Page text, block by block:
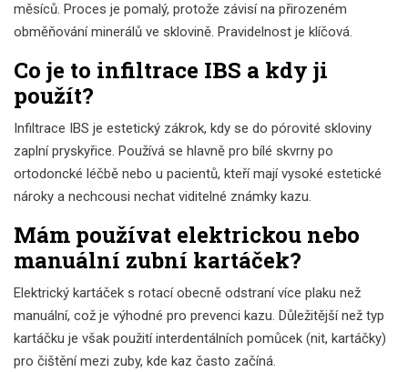
měsíců. Proces je pomalý, protože závisí na přirozeném
obměňování minerálů ve sklovině. Pravidelnost je klíčová.
Co je to infiltrace IBS a kdy ji
použít?
Infiltrace IBS je estetický zákrok, kdy se do pórovité skloviny
zaplní pryskyřice. Používá se hlavně pro bílé skvrny po
ortodoncké léčbě nebo u pacientů, kteří mají vysoké estetické
nároky a nechcousi nechat viditelné známky kazu.
Mám používat elektrickou nebo
manuální zubní kartáček?
Elektrický kartáček s rotací obecně odstraní více plaku než
manuální, což je výhodné pro prevenci kazu. Důležitější než typ
kartáčku je však použití interdentálních pomůcek (nit, kartáčky)
pro čištění mezi zuby, kde kaz často začíná.